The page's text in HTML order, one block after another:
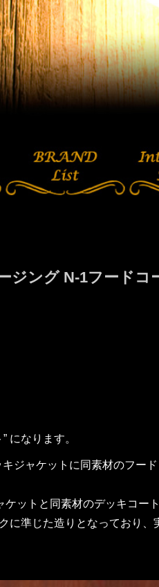
ジング N-1フードコ
になります。
ジャケットに同素材のフー
ットと同素材のデッキコー
に準じた造りとなっており